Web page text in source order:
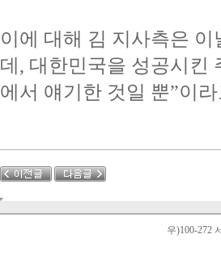
이에 대해 김 지사측은
데, 대한민국을 성공시킨
에서 얘기한 것일 뿐”이
우)100-272